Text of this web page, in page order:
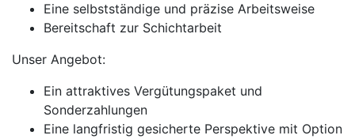
Eine selbstständige und präzise Arbeitsweise
Bereitschaft zur Schichtarbeit
Unser Angebot:
Ein attraktives Vergütungspaket und
Sonderzahlungen
Eine langfristig gesicherte Perspektive mit Option